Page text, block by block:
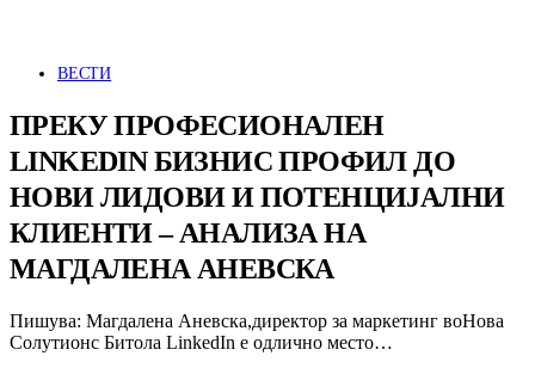
ВЕСТИ
ПРЕКУ ПРОФЕСИОНАЛЕН
LINKEDIN БИЗНИС ПРОФИЛ ДО
НОВИ ЛИДОВИ И ПОТЕНЦИЈАЛНИ
КЛИЕНТИ – АНАЛИЗА НА
МАГДАЛЕНА АНЕВСКА
Пишува: Магдалена Аневска,директор за маркетинг воНова
Солутионс Битола LinkedIn е одлично место…